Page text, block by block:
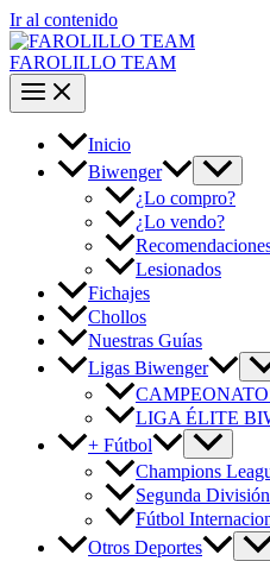
Ir al contenido
FAROLILLO TEAM
Inicio
Biwenger
¿Lo compro?
¿Lo vendo?
Lesionados
Fichajes
Chollos
Nuestras Guías
Ligas Biwenger
LIGA ÉLITE
+ Fútbol
Champions
Segunda División
Fútbol
Otros Deportes